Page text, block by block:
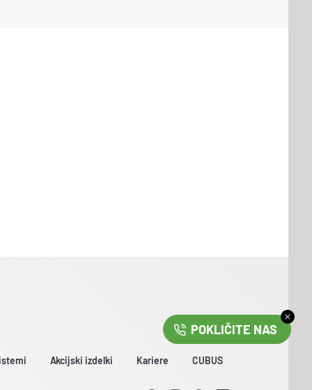
Akcijski izdelki Kariere CUBUS
POKLIČITE NAS